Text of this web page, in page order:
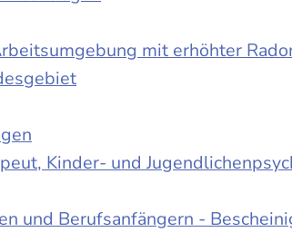
mit erhöhter
Kinder- und
und Berufsanfängern -